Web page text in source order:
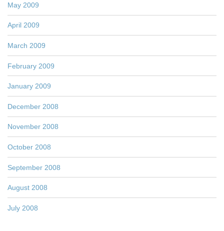
May 2009
April 2009
March 2009
February 2009
January 2009
December 2008
November 2008
October 2008
September 2008
August 2008
July 2008